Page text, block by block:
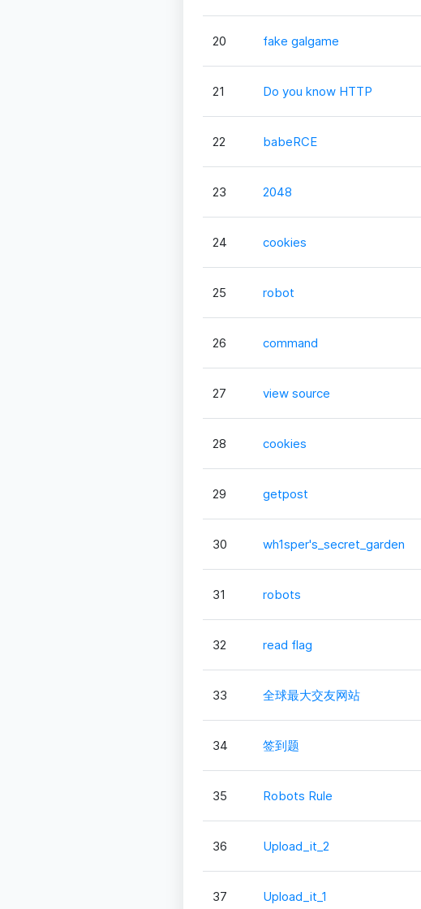
20 fake galgame
21 Do you know HTTP
22 babeRCE
23 2048
24 cookies
25 robot
26 command
27 view source
28 cookies
29 getpost
30 wh1sper's_secret_garden
31 robots
32 read flag
33 全球最大交友网站
34 签到题
35 Robots Rule
36 Upload_it_2
37 Upload_it_1